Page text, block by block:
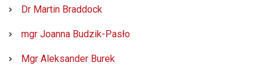
Dr Martin Braddock
mgr Joanna Budzik-Pasło
Mgr Aleksander Burek